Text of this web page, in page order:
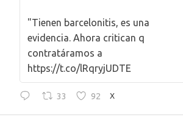
"Tienen barcelonitis, es una
evidencia. Ahora critican q
contratáramos a
https://t.co/lRqryjUDTE
33 92 X